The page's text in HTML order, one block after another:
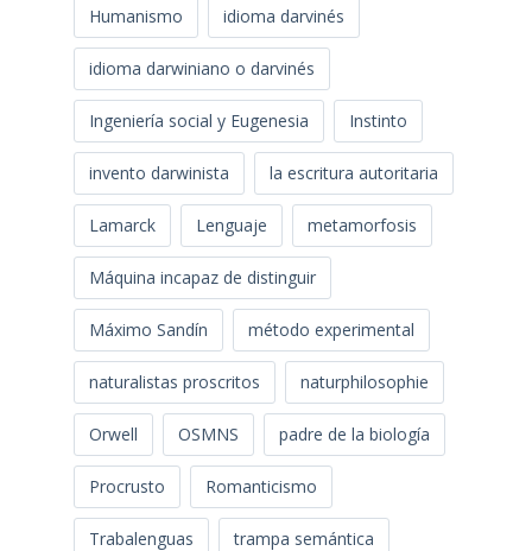
Humanismo idioma darvinés
idioma darwiniano o darvinés
Ingeniería social y Eugenesia Instinto
invento darwinista la escritura autoritaria
Lamarck Lenguaje metamorfosis
Máquina incapaz de distinguir
Máximo Sandín método experimental
naturalistas proscritos naturphilosophie
Orwell OSMNS padre de la biología
Procrusto Romanticismo
Trabalenguas trampa semántica